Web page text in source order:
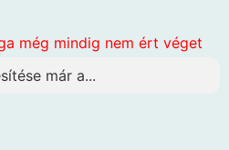
még mindig nem ért véget
már a...